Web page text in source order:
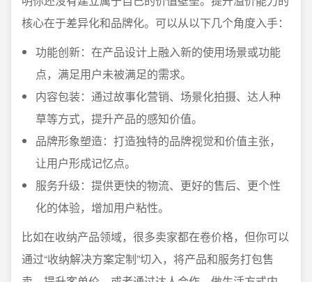
核心在于差异化和品牌化。可以从以下几个角度入手：
功能创新：在产品设计上融入新的使用场景或功能
点，满足用户未被满足的需求。
内容包装：通过故事化营销、场景化拍摄、达人种
草等方式，提升产品的感知价值。
品牌形象塑造：打造独特的品牌视觉和价值主张，
让用户形成记忆点。
服务升级：提供更快的物流、更好的售后、更个性
化的体验，增加用户粘性。
比如在收纳产品领域，很多卖家都在卷价格，但你可以
通过“收纳解决方案定制”切入，将产品和服务打包售